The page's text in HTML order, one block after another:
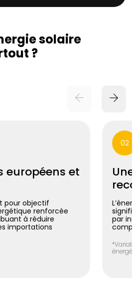
solaire
?
européens et
pour objectif
renforcée
à réduire
importations
02
par